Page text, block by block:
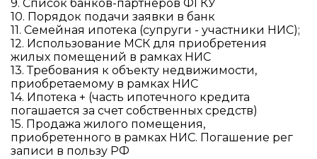
9. Список банков-партнеров ФГКУ
10. Порядок подачи заявки в банк
11. Семейная ипотека (супруги - участники НИС);
12. Использование МСК для приобретения
жилых помещений в рамках НИС
13. Требования к объекту недвижимости,
приобретаемому в рамках НИС
14. Ипотека + (часть ипотечного кредита
погашается за счет собственных средств)
15. Продажа жилого помещения,
приобретенного в рамках НИС. Погашение рег
записи в пользу РФ